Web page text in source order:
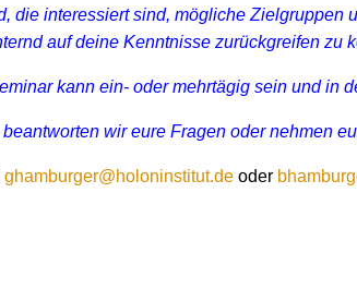
die interessiert sind, mögliche Zielgruppen
auf deine Kenntnisse zurückgreifen zu
kann ein- oder mehrtägig sein und in
wir eure Fragen oder nehmen
ghamburger@holoninstitut.de oder